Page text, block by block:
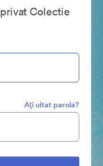
Colectie
Aţi uitat parola?